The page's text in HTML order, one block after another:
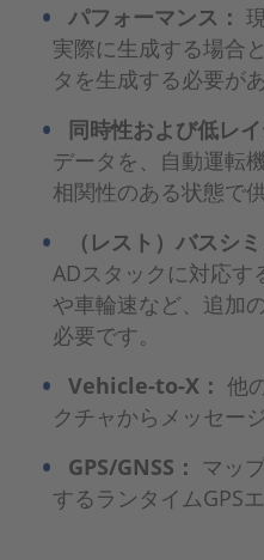
パフォーマンス：
実際に生成する場合
タを生成する必要が
同時性および低レイ
データを、自動運転
相関性のある状態で
（レスト）バスシ
ADスタックに対応す
や車輪速など、追加
必要です。
Vehicle-to-X： 他
クチャからメッセー
GPS/GNSS： マッ
するランタイムGPS